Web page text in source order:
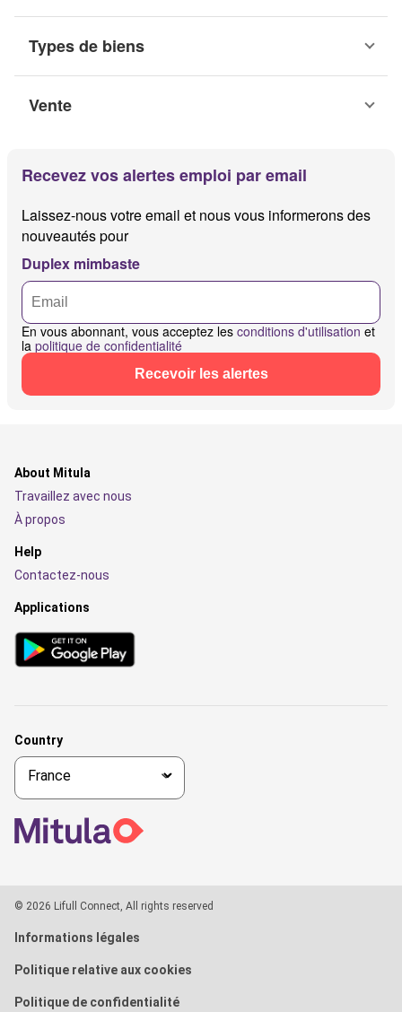
Types de biens
Vente
Recevez vos alertes emploi par email
Laissez-nous votre email et nous vous informerons des
nouveautés pour
Duplex mimbaste
En vous abonnant, vous acceptez les conditions d'utilisation et
la politique de confidentialité
Recevoir les alertes
About Mitula
Travaillez avec nous
À propos
Help
Contactez-nous
Applications
Country
© 2026 Lifull Connect, All rights reserved
Informations légales
Politique relative aux cookies
Politique de confidentialité